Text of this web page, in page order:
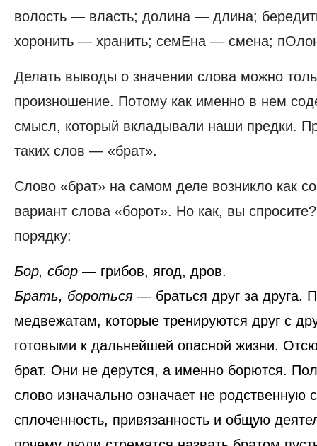
волость — власть; долина — длина;
хоронить — хранить; семЕна — смена;
Делать выводы о значении слова можно
произношение. Потому как именно в нем
смысл, который вкладывали наши предки.
таких слов — «брат».
Слово «брат» на самом деле возникло как
вариант слова «борот». Но как, вы
порядку:
Бор, сбор — грибов, ягод, дров.
Брать, бороться — браться друг за друга.
медвежатам, которые тренируются друг с
готовыми к дальнейшей опасной жизни.
брат. Они не дерутся, а именно борются.
слово изначально означает не родственную
сплоченность, привязанность и общую